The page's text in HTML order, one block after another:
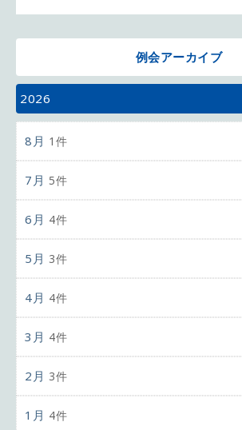
例会アーカイブ
2026
8月 1件
7月 5件
6月 4件
5月 3件
4月 4件
3月 4件
2月 3件
1月 4件